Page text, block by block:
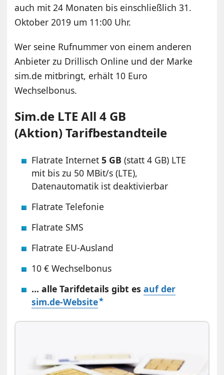
auch mit 24 Monaten bis einschließlich 31.
Oktober 2019 um 11:00 Uhr.
Wer seine Rufnummer von einem anderen
Anbieter zu Drillisch Online und der Marke
sim.de mitbringt, erhält 10 Euro
Wechselbonus.
Sim.de LTE All 4 GB
(Aktion) Tarifbestandteile
Flatrate Internet5 GB (statt 4 GB) LTE
mit bis zu 50 MBit/s (LTE),
Datenautomatik ist deaktivierbar
Flatrate Telefonie
Flatrate SMS
Flatrate EU-Ausland
10 € Wechselbonus
… alle Tarifdetails gibt esauf der
sim.de-Website